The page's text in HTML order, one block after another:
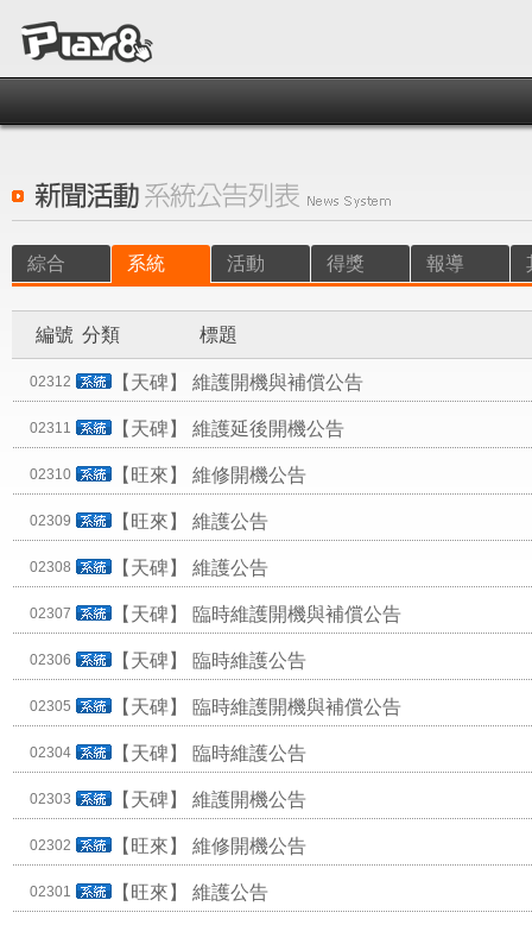
綜合 系統 活動 得獎 報導
編號 分類 標題
02312 【天碑】 維護開機與補償公告
02311 【天碑】 維護延後開機公告
02310 【旺來】 維修開機公告
02309 【旺來】 維護公告
02308 【天碑】 維護公告
02307 【天碑】 臨時維護開機與補償公告
02306 【天碑】 臨時維護公告
02305 【天碑】 臨時維護開機與補償公告
02304 【天碑】 臨時維護公告
02303 【天碑】 維護開機公告
02302 【旺來】 維修開機公告
02301 【旺來】 維護公告